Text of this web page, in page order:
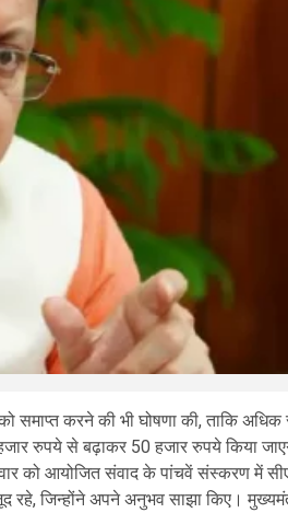
समाप्त करने की भी घोषणा की, ताकि
रुपये से बढ़ाकर 50 हजार रुपये किया
को आयोजित संवाद के पांचवें संस्करण में
रहे, जिन्होंने अपने अनुभव साझा किए।